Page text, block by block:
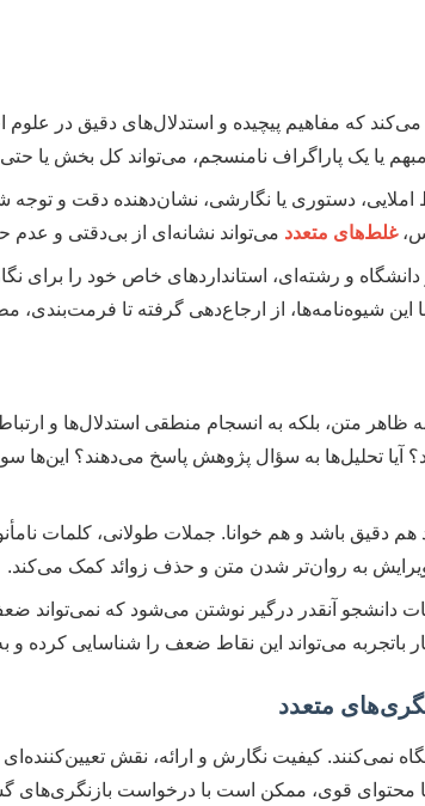
که مفاهیم پیچیده و استدلال‌های دقیق در
یا یک پاراگراف نامنسجم، می‌تواند کل بخش یا
دستوری یا نگارشی، نشان‌دهنده دقت و توجه
غلط‌های متعدد می‌تواند نشانه‌ای از بی‌دقتی و
دانشگاه و رشته‌ای، استانداردهای خاص خود را برای
به ظاهر متن، بلکه به انسجام منطقی استدلال‌ها و
آیا تحلیل‌ها به سؤال پژوهش پاسخ می‌دهند؟ این‌ها
هم دقیق باشد و هم خوانا. جملات طولانی، کلمات
ویرایش به روان‌تر شدن متن و حذف زوائد کمک می‌کند.
دانشجو آنقدر درگیر نوشتن می‌شود که نمی‌تواند
باتجربه می‌تواند این نقاط ضعف را شناسایی کرده و
متعدد
نمی‌کنند. کیفیت نگارش و ارائه، نقش
محتوای قوی، ممکن است با درخواست بازنگری‌های